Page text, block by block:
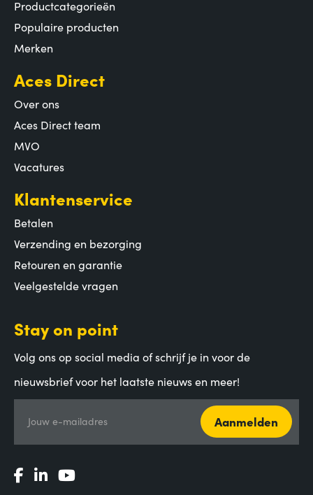
Productcategorieën
Populaire producten
Merken
Aces Direct
Over ons
Aces Direct team
MVO
Vacatures
Klantenservice
Betalen
Verzending en bezorging
Retouren en garantie
Veelgestelde vragen
Stay on point
Volg ons op social media of schrijf je in voor de
nieuwsbrief voor het laatste nieuws en meer!
Jouw e-mailadres Aanmelden